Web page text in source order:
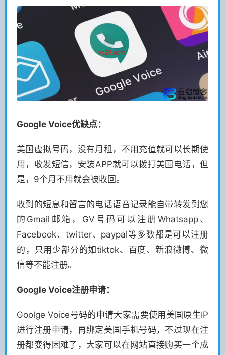
Google Voice优缺点：
美国虚拟号码，没有月租，不用充值就可以长期使
用，收发短信，安装APP就可以拨打美国电话，但
是，9个月不用就会被收回。
收到的短息和留言的电话语音记录能自带转发到您
的Gmail邮箱，GV号码可以注册Whatsapp、
Facebook、twitter、paypal等多数都是可以注册
的，只用少部分的如tiktok、百度、新浪微博、微
信等不能注册。
Google Voice注册申请：
Goolge Voice号码的申请大家需要使用美国原生IP
进行注册申请，再绑定美国手机号码，不过现在注
册都变得困难了，大家可以在网站直接购买一个成